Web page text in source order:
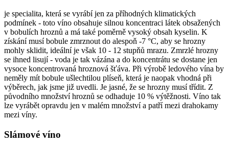
je specialita, která se vyrábí jen za příhodných klimatických
podmínek - toto víno obsahuje silnou koncentraci látek obsažených
v bobulích hroznů a má také poměrně vysoký obsah kyselin. K
získání musí bobule zmrznout do alespoň -7 °C, aby se hrozny
mohly sklidit, ideální je však 10 - 12 stupňů mrazu. Zmrzlé hrozny
se ihned lisují - voda je tak vázána a do koncentrátu se dostane jen
vysoce koncentrovaná hroznová šťáva. Při výrobě ledového vína by
neměly mít bobule ušlechtilou plíseň, která je naopak vhodná při
výběrech, jak jsme již uvedli. Je jasné, že se hrozny musí třídit. Z
původního množství hroznů se odhaduje 10 % výtěžnosti. Víno tak
lze vyrábět opravdu jen v malém množství a patří mezi drahokamy
mezi víny.
Slámové víno